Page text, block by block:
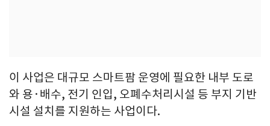
이 사업은 대규모 스마트팜 운영에 필요한 내부 도로
와 용·배수, 전기 인입, 오폐수처리시설 등 부지 기반
시설 설치를 지원하는 사업이다.